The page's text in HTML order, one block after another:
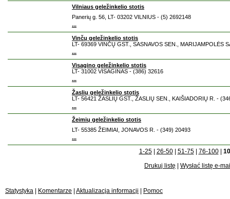
Vilniaus geležinkelio stotis
Panerių g. 56, LT- 03202 VILNIUS - (5) 2692148
...
Vinčų geležinkelio stotis
LT- 69369 VINČŲ GST., SASNAVOS SEN., MARIJAMPOLĖS
...
Visagino geležinkelio stotis
LT- 31002 VISAGINAS - (386) 32616
...
Žaslių geležinkelio stotis
LT- 56421 ŽASLIŲ GST., ŽASLIŲ SEN., KAIŠIADORIŲ R. -
...
Žeimių geležinkelio stotis
LT- 55385 ŽEIMIAI, JONAVOS R. - (349) 20493
...
1-25| 26-50| 51-75| 76-100|
Drukuj listę
Wysłać listę e-
Statystyka Komentarze Aktualizacja informacji Pomoc